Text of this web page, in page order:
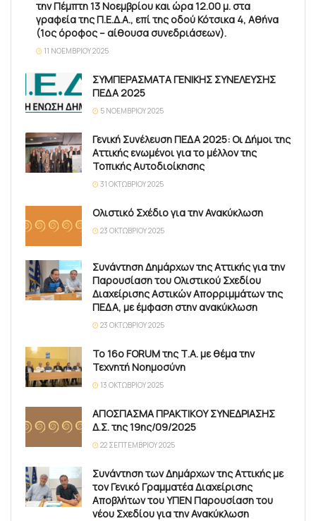
την Πέμπτη 13 Νοεμβρίου και ώρα 12.00 μ. στα
γραφεία της Π.Ε.Δ.Α., επί της οδού Κότσικα 4, Αθήνα
(1ος όροφος – αίθουσα συνεδριάσεων).
11 ΝΟΕΜΒΡΊΟΥ 2025
ΣΥΜΠΕΡΑΣΜΑΤΑ ΓΕΝΙΚΗΣ ΣΥΝΕΛΕΥΣΗΣ
ΠΕΔΑ 2025
5 ΝΟΕΜΒΡΊΟΥ 2025
Γενική Συνέλευση ΠΕΔΑ 2025: Οι Δήμοι της
Αττικής ενωμένοι για το μέλλον της
Τοπικής Αυτοδιοίκησης
31 ΟΚΤΩΒΡΊΟΥ 2025
Ολιστικό Σχέδιο για την Ανακύκλωση
23 ΟΚΤΩΒΡΊΟΥ 2025
Συνάντηση Δημάρχων της Αττικής για την
Παρουσίαση του Ολιστικού Σχεδίου
Διαχείρισης Αστικών Απορριμμάτων της
ΠΕΔΑ, με έμφαση στην ανακύκλωση
23 ΟΚΤΩΒΡΊΟΥ 2025
Το 16ο FORUM της Τ.Α. με θέμα την
Τεχνητή Νοημοσύνη
13 ΟΚΤΩΒΡΊΟΥ 2025
ΑΠΟΣΠΑΣΜΑ ΠΡΑΚΤΙΚΟΥ ΣΥΝΕΔΡΙΑΣΗΣ
Δ.Σ. της 19ης/09/2025
22 ΣΕΠΤΕΜΒΡΊΟΥ 2025
Συνάντηση των Δημάρχων της Αττικής με
τον Γενικό Γραμματέα Διαχείρισης
Αποβλήτων του ΥΠΕΝ Παρουσίαση του
νέου Σχεδίου για την Ανακύκλωση